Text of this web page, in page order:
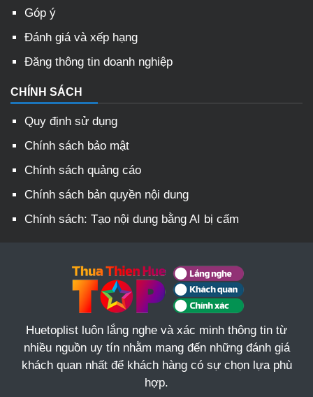
Góp ý
Đánh giá và xếp hạng
Đăng thông tin doanh nghiệp
CHÍNH SÁCH
Quy định sử dụng
Chính sách bảo mật
Chính sách quảng cáo
Chính sách bản quyền nội dung
Chính sách: Tạo nội dung bằng AI bị cấm
Huetoplist luôn lắng nghe và xác minh thông tin từ
nhiều nguồn uy tín nhằm mang đến những đánh giá
khách quan nhất để khách hàng có sự chọn lựa phù
hợp.